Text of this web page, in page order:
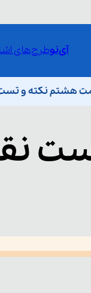
آی‌نوطرح‌های
هشتم نکته و